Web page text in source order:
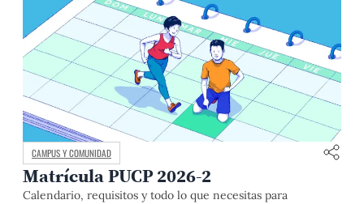
CAMPUS Y COMUNIDAD
Matrícula PUCP 2026-2
Calendario, requisitos y todo lo que necesitas para